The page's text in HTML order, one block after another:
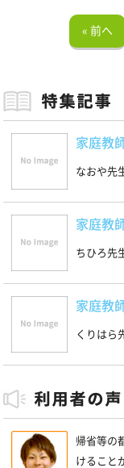
« 前へ
家庭教
なおや先
家庭教
ちひろ先
家庭教
くりはら
帰省等の
けること